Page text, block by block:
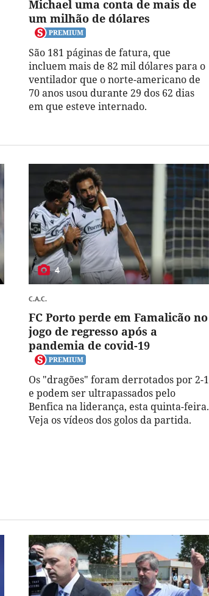
Michael uma conta de mais de
um milhão de dólares
São 181 páginas de fatura, que
incluem mais de 82 mil dólares para o
ventilador que o norte-americano de
70 anos usou durante 29 dos 62 dias
em que esteve internado.
4
C.A.C.
FC Porto perde em Famalicão no
jogo de regresso após a
pandemia de covid-19
Os "dragões" foram derrotados por 2-1
e podem ser ultrapassados pelo
Benfica na liderança, esta quinta-feira.
Veja os vídeos dos golos da partida.